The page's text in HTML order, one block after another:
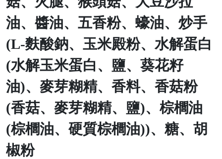
油、醬油、五香粉、蠔油、炒手
(L-麩酸鈉、玉米殿粉、水解蛋白
(水解玉米蛋白、鹽、葵花籽
油)、麥芽糊精、香料、香菇粉
(香菇、麥芽糊精、鹽)、棕櫚油
(棕櫚油、硬質棕櫚油))、糖、胡
椒粉